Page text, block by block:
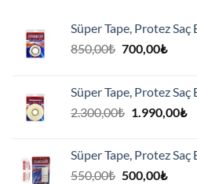
Süper Tape, Protez Saç
850,00₺ Orijinal
700,00₺Şu
Süper Tape, Protez
2.300,00₺ Orijinal
1.990,00₺Şu
Süper Tape, Protez Saç
550,00₺ Orijinal
500,00₺Şu